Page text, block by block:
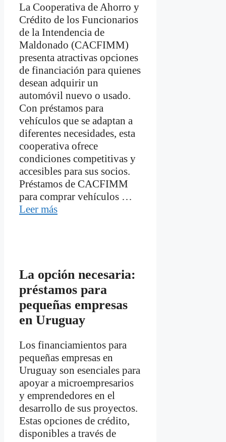
La Cooperativa de Ahorro y
Crédito de los Funcionarios
de la Intendencia de
Maldonado (CACFIMM)
presenta atractivas opciones
de financiación para quienes
desean adquirir un
automóvil nuevo o usado.
Con préstamos para
vehículos que se adaptan a
diferentes necesidades, esta
cooperativa ofrece
condiciones competitivas y
accesibles para sus socios.
Préstamos de CACFIMM
para comprar vehículos …
Leer más
La opción necesaria:
préstamos para
pequeñas empresas
en Uruguay
Los financiamientos para
pequeñas empresas en
Uruguay son esenciales para
apoyar a microempresarios
y emprendedores en el
desarrollo de sus proyectos.
Estas opciones de crédito,
disponibles a través de